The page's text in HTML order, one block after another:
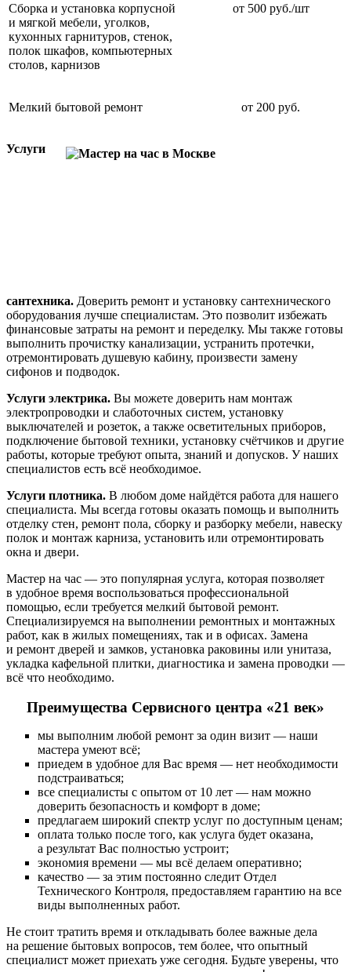
Сборка и установка корпусной
и мягкой мебели, уголков,
кухонных гарнитуров, стенок,
полок шкафов, компьютерных
столов, карнизов
от 500 руб./шт
Мелкий бытовой ремонт от 200 руб.
Услуги
сантехника. Доверить ремонт и установку сантехнического
оборудования лучше специалистам. Это позволит избежать
финансовые затраты на ремонт и переделку. Мы также готовы
выполнить прочистку канализации, устранить протечки,
отремонтировать душевую кабину, произвести замену
сифонов и подводок.
Услуги электрика. Вы можете доверить нам монтаж
электропроводки и слаботочных систем, установку
выключателей и розеток, а также осветительных приборов,
подключение бытовой техники, установку счётчиков и другие
работы, которые требуют опыта, знаний и допусков. У наших
специалистов есть всё необходимое.
Услуги плотника. В любом доме найдётся работа для нашего
специалиста. Мы всегда готовы оказать помощь и выполнить
отделку стен, ремонт пола, сборку и разборку мебели, навеску
полок и монтаж карниза, установить или отремонтировать
окна и двери.
Мастер на час — это популярная услуга, которая позволяет
в удобное время воспользоваться профессиональной
помощью, если требуется мелкий бытовой ремонт.
Специализируемся на выполнении ремонтных и монтажных
работ, как в жилых помещениях, так и в офисах. Замена
и ремонт дверей и замков, установка раковины или унитаза,
укладка кафельной плитки, диагностика и замена проводки —
всё что необходимо.
Преимущества Сервисного центра «21 век»
мы выполним любой ремонт за один визит — наши
мастера умеют всё;
приедем в удобное для Вас время — нет необходимости
подстраиваться;
все специалисты с опытом от 10 лет — нам можно
доверить безопасность и комфорт в доме;
предлагаем широкий спектр услуг по доступным ценам;
оплата только после того, как услуга будет оказана,
а результат Вас полностью устроит;
экономия времени — мы всё делаем оперативно;
качество — за этим постоянно следит Отдел
Технического Контроля, предоставляем гарантию на все
виды выполненных работ.
Не стоит тратить время и откладывать более важные дела
на решение бытовых вопросов, тем более, что опытный
специалист может приехать уже сегодня. Будьте уверены, что